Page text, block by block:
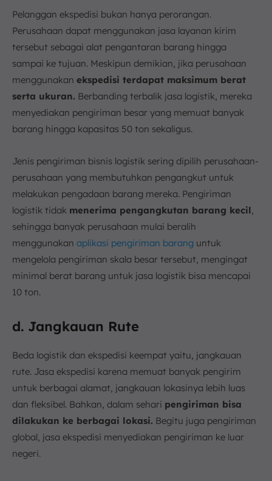
Pelanggan ekspedisi bukan hanya perorangan.
Perusahaan dapat menggunakan jasa layanan kirim
tersebut sebagai alat pengantaran barang hingga
sampai ke tujuan. Meskipun demikian, jika perusahaan
menggunakan ekspedisi terdapat maksimum berat
serta ukuran. Berbanding terbalik jasa logistik, mereka
menyediakan pengiriman besar yang memuat banyak
barang hingga kapasitas 50 ton sekaligus.
Jenis pengiriman bisnis logistik sering dipilih perusahaan-
perusahaan yang membutuhkan pengangkut untuk
melakukan pengadaan barang mereka. Pengiriman
logistik tidak menerima pengangkutan barang kecil,
sehingga banyak perusahaan mulai beralih
menggunakan aplikasi pengiriman barang untuk
mengelola pengiriman skala besar tersebut, mengingat
minimal berat barang untuk jasa logistik bisa mencapai
10 ton.
d. Jangkauan Rute
Beda logistik dan ekspedisi keempat yaitu, jangkauan
rute. Jasa ekspedisi karena memuat banyak pengirim
untuk berbagai alamat, jangkauan lokasinya lebih luas
dan fleksibel. Bahkan, dalam sehari pengiriman bisa
dilakukan ke berbagai lokasi. Begitu juga pengiriman
global, jasa ekspedisi menyediakan pengiriman ke luar
negeri.